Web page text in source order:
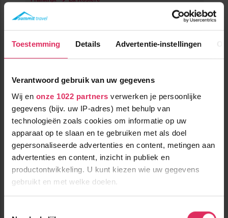
Toestemming Details Advertentie-instellingen
Verantwoord gebruik van uw gegevens
Wij en onze 1022 partners verwerken je persoonlijke
gegevens (bijv. uw IP-adres) met behulp van
technologieën zoals cookies om informatie op uw
apparaat op te slaan en te gebruiken met als doel
gepersonaliseerde advertenties en content, metingen aan
advertenties en content, inzicht in publiek en
productontwikkeling. U kunt kiezen wie uw gegevens
gebruikt en met welke doelen.
NIEUW! Zeer luxe appartementen in La Rosière - Eucherts!
vanaf
1037 p.p.
incl. skipas
( februari )
1300m tot centrum
350m tot skilift
350m tot piste
logies